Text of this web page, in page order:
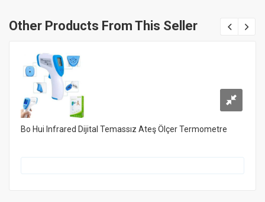
Other Products From This Seller
Bo Hui Infrared Dijital Temassız Ateş Ölçer Termometre